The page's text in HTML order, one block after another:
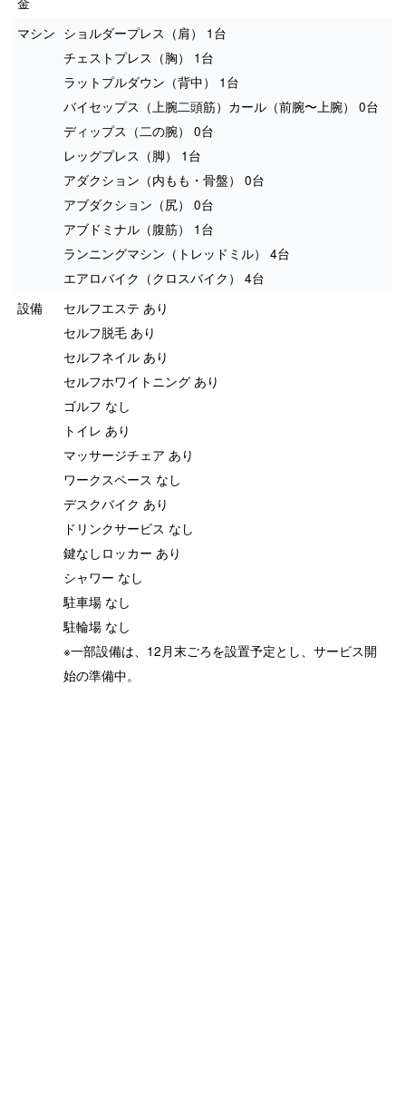
マシン ショルダープレス（肩） 1台
チェストプレス（胸） 1台
ラットプルダウン（背中） 1台
バイセップス（上腕二頭筋）カール（前腕〜上腕） 0台
ディップス（二の腕） 0台
レッグプレス（脚） 1台
アダクション（内もも・骨盤） 0台
アブダクション（尻） 0台
アブドミナル（腹筋） 1台
ランニングマシン（トレッドミル） 4台
エアロバイク（クロスバイク） 4台
設備
セルフエステ あり
セルフ脱毛 あり
セルフネイル あり
セルフホワイトニング あり
ゴルフ なし
トイレ あり
マッサージチェア あり
ワークスペース なし
デスクバイク あり
ドリンクサービス なし
鍵なしロッカー あり
シャワー なし
駐車場 なし
駐輪場 なし
※一部設備は、12月末ごろを設置予定とし、サービス開
始の準備中。